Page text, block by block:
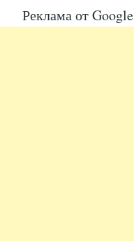
Реклама от Google